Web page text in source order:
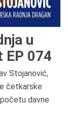
u
EP 074
Stojanović,
četkarske
davne